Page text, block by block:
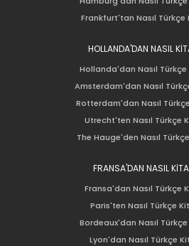
Frankfurt'tan Nasıl Türkçe
HOLLANDA'DAN NASIL
Hollanda'dan Nasıl Türkçe
Amsterdam'dan Nasıl
Rotterdam'dan Nasıl
Utrecht'ten Nasıl Türkçe
The Hauge'den Nasıl
FRANSA'DAN NASIL
Fransa'dan Nasıl Türkçe
Paris'ten Nasıl Türkçe
Bordeaux'dan Nasıl Türkçe
Lyon'dan Nasıl Türkçe